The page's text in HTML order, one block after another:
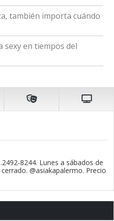
también importa cuándo
sexy en tiempos del
8244. Lunes a sábados de
@asiakapalermo. Precio